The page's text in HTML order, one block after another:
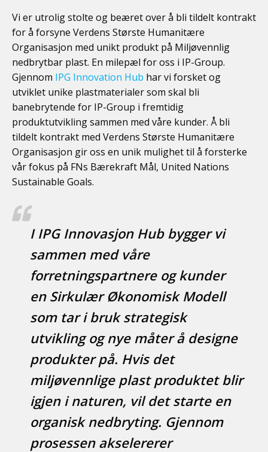
Vi er utrolig stolte og beæret over å bli tildelt kontrakt
for å forsyne Verdens Største Humanitære
Organisasjon med unikt produkt på Miljøvennlig
nedbrytbar plast. En milepæl for oss i IP-Group.
Gjennom IPG Innovation Hub har vi forsket og
utviklet unike plastmaterialer som skal bli
banebrytende for IP-Group i fremtidig
produktutvikling sammen med våre kunder. Å bli
tildelt kontrakt med Verdens Største Humanitære
Organisasjon gir oss en unik mulighet til å forsterke
vår fokus på FNs Bærekraft Mål, United Nations
Sustainable Goals.
I IPG Innovasjon Hub bygger vi
sammen med våre
forretningspartnere og kunder
en Sirkulær Økonomisk Modell
som tar i bruk strategisk
utvikling og nye måter å designe
produkter på. Hvis det
miljøvennlige plast produktet blir
igjen i naturen, vil det starte en
organisk nedbryting. Gjennom
prosessen akselererer